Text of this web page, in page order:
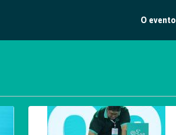
O evento